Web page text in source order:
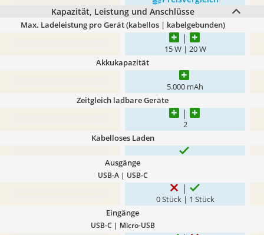
Kapazität, Leistung und Anschlüsse
Max. Ladeleistung pro Gerät (kabellos | kabelgebunden)
15 W | 20 W
Akkukapazität
5.000 mAh
Zeitgleich ladbare Geräte
2
Kabelloses Laden
Ausgänge
USB-A | USB-C
0 Stück | 1 Stück
Eingänge
USB-C | Micro-USB